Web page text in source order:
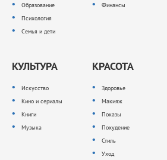
Образование
Психология
Семья и дети
Финансы
КУЛЬТУРА
Искусство
Кино и сериалы
Книги
Музыка
КРАСОТА
Здоровье
Макияж
Показы
Похудение
Стиль
Уход